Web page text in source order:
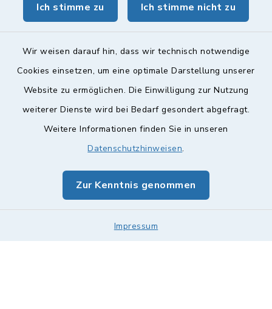
Ich stimme zu Ich stimme nicht zu
Wir weisen darauf hin, dass wir technisch notwendige
Cookies einsetzen, um eine optimale Darstellung unserer
Website zu ermöglichen. Die Einwilligung zur Nutzung
weiterer Dienste wird bei Bedarf gesondert abgefragt.
Weitere Informationen finden Sie in unseren
Datenschutzhinweisen.
Zur Kenntnis genommen
Impressum
geoPortal Lichtenfels
Barrierefreiheit
Impressum
Sitemap